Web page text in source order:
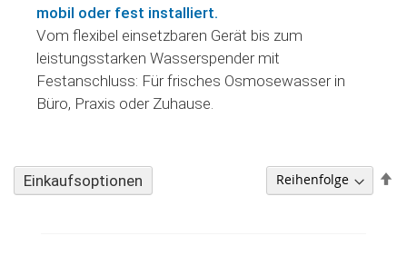
mobil oder fest installiert.
Vom flexibel einsetzbaren Gerät bis zum
leistungsstarken Wasserspender mit
Festanschluss: Für frisches Osmosewasser in
Büro, Praxis oder Zuhause.
Einkaufsoptionen